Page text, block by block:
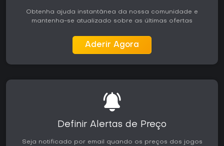
Obtenha ajuda instantânea da nossa comunidade e
mantenha-se atualizado sobre as últimas ofertas
Aderir Agora
Definir Alertas de Preço
Seja notificado por email quando os preços dos jogos